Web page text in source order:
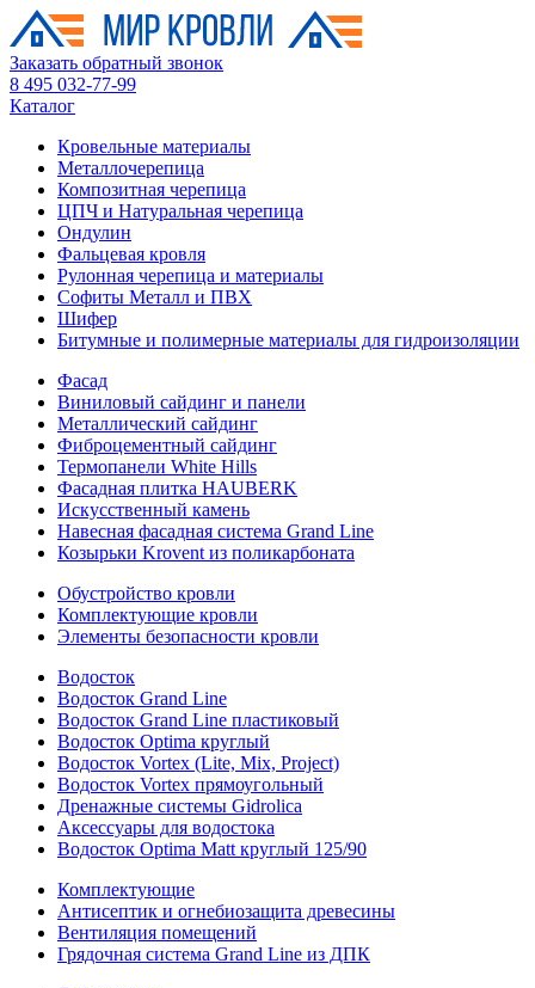
Заказать обратный звонок
8 495 032-77-99
Каталог
Кровельные материалы
Металлочерепица
Композитная черепица
ЦПЧ и Натуральная черепица
Ондулин
Фальцевая кровля
Рулонная черепица и материалы
Софиты Металл и ПВХ
Шифер
Битумные и полимерные материалы для гидроизоляции
Фасад
Виниловый сайдинг и панели
Металлический сайдинг
Фиброцементный сайдинг
Термопанели White Hills
Фасадная плитка HAUBERK
Искусственный камень
Навесная фасадная система Grand Line
Козырьки Krovent из поликарбоната
Обустройство кровли
Комплектующие кровли
Элементы безопасности кровли
Водосток
Водосток Grand Line
Водосток Grand Line пластиковый
Водосток Optima круглый
Водосток Vortex (Lite, Mix, Project)
Водосток Vortex прямоугольный
Дренажные системы Gidrolica
Аксессуары для водостока
Водосток Optima Matt круглый 125/90
Комплектующие
Антисептик и огнебиозащита древесины
Вентиляция помещений
Грядочная система Grand Line из ДПК